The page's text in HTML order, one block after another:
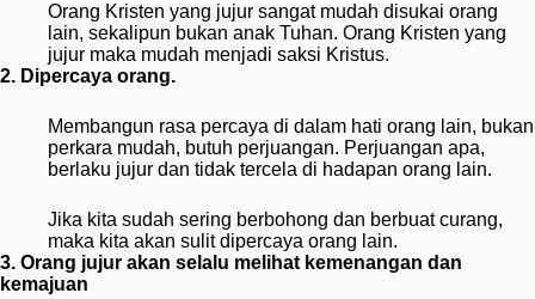
Orang Kristen yang jujur sangat mudah disukai orang
lain, sekalipun bukan anak Tuhan. Orang Kristen yang
jujur maka mudah menjadi saksi Kristus.
2. Dipercaya orang.
Membangun rasa percaya di dalam hati orang lain, bukan
perkara mudah, butuh perjuangan. Perjuangan apa,
berlaku jujur dan tidak tercela di hadapan orang lain.
Jika kita sudah sering berbohong dan berbuat curang,
maka kita akan sulit dipercaya orang lain.
3. Orang jujur akan selalu melihat kemenangan dan
kemajuan